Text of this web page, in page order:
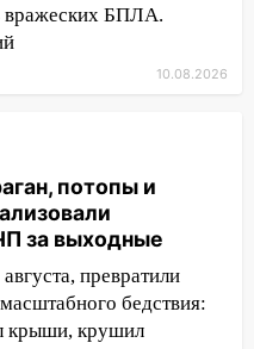
ветер
дома
на
на видео
водителей
на старом
шоссе в
авария
вражеских БПЛА.
10.08.2026
потопы и
за выходные
превратили
бедствия:
крыши, крушил